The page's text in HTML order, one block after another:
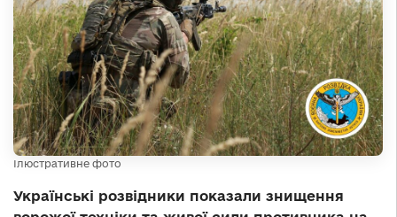
Ілюстративне фото
Українські розвідники показали знищення